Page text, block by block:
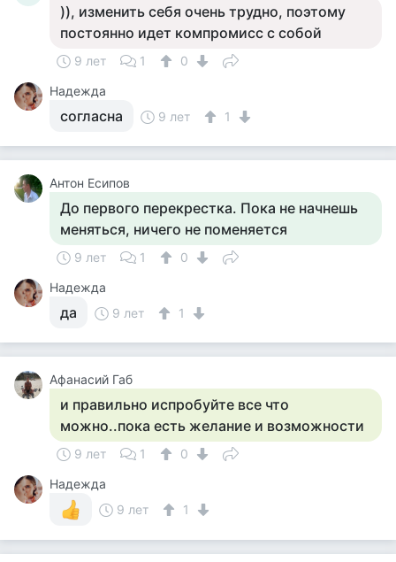
)), изменить себя очень трудно, поэтому
постоянно идет компромисс с собой
9 лет 1
0
Надежда
согласна 9 лет 1
Антон Есипов
До первого перекрестка. Пока не начнешь
меняться, ничего не поменяется
9 лет 1
0
Надежда
да 9 лет 1
Афанасий Габ
и правильно испробуйте все что
можно..пока есть желание и возможности
9 лет 1
0
Надежда
9 лет
1